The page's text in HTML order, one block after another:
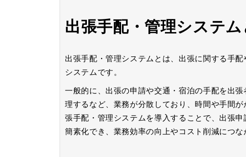
出張手配・管理システム
出張手配・管理システムとは、出張に関する手
システムです。
一般的に、出張の申請や交通・宿泊の手配を出
理するなど、業務が分散しており、時間や手間
張手配・管理システムを導入することで、出張
簡素化でき、業務効率の向上やコスト削減につな